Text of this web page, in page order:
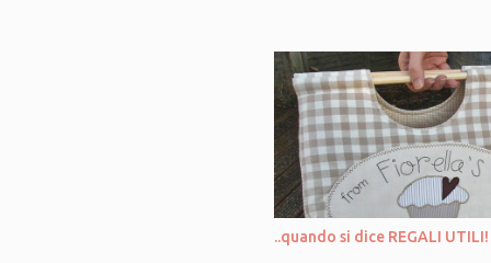
creduto che creare e giocare
potesse far conoscere
mondo cosí incredibile... mai
sono qui, completamente
qui con tantissime amiche
stimolano, che mi ispirano,
mettermi in discussione, a
divertirmi, a miglior...
..quando si dice REGALI UTILI!